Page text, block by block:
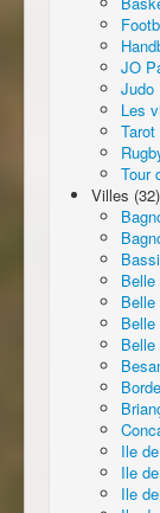
JO
Judo
Les
Tour
Villes (32)
Belle
Ile
Ile
Ile